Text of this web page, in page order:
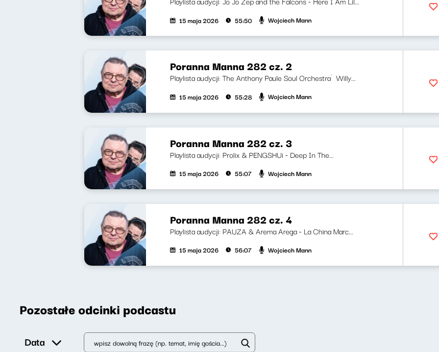
15 maja 2026 55:50 Wojciech Mann
Poranna Manna 282 cz. 2
Playlista audycji: The Anthony Paule Soul Orchestra`Willy...
15 maja 2026 55:28 Wojciech Mann
Poranna Manna 282 cz. 3
Playlista audycji: Prolix & PENGSHUi - Deep In The...
15 maja 2026 55:07 Wojciech Mann
Poranna Manna 282 cz. 4
Playlista audycji: PAUZA & Arema Arega - La China Marc...
15 maja 2026 56:07 Wojciech Mann
Pozostałe odcinki podcastu
Data